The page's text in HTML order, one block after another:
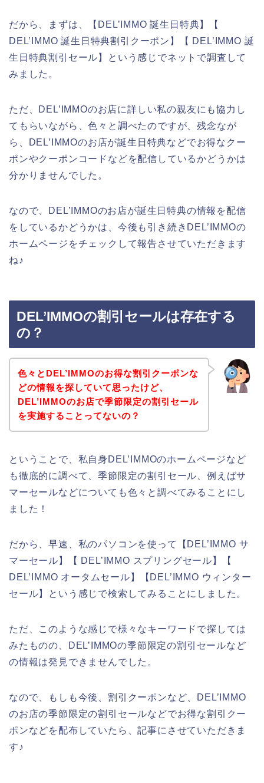
だから、まずは、【DEL’IMMO 誕生日特典】【
DEL’IMMO 誕生日特典割引クーポン】【 DEL’IMMO 誕
生日特典割引セール】という感じでネットで調査して
みました。
ただ、DEL’IMMOのお店に詳しい私の親友にも協力し
てもらいながら、色々と調べたのですが、残念なが
ら、DEL’IMMOのお店が誕生日特典などでお得なクー
ポンやクーポンコードなどを配信しているかどうかは
分かりませんでした。
なので、DEL’IMMOのお店が誕生日特典の情報を配信
をしているかどうかは、今後も引き続きDEL’IMMOの
ホームページをチェックして報告させていただきます
ね♪
DEL’IMMOの割引セールは存在する
の？
色々とDEL’IMMOのお得な割引クーポンな
どの情報を探していて思ったけど、
DEL’IMMOのお店で季節限定の割引セール
を実施することってないの？
ということで、私自身DEL’IMMOのホームページなど
も徹底的に調べて、季節限定の割引セール、例えばサ
マーセールなどについても色々と調べてみることにし
ました！
だから、早速、私のパソコンを使って【DEL’IMMO サ
マーセール】【 DEL’IMMO スプリングセール】【
DEL’IMMO オータムセール】【DEL’IMMO ウィンター
セール】という感じで検索してみることにしました。
ただ、このような感じで様々なキーワードで探しては
みたものの、DEL’IMMOの季節限定の割引セールなど
の情報は発見できませんでした。
なので、もしも今後、割引クーポンなど、DEL’IMMO
のお店の季節限定の割引セールなどでお得な割引クー
ポンなどを配布していたら、記事にさせていただきま
す♪